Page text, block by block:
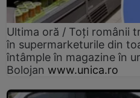
Ultima oră / Toți românii
în supermarketurile din
întâmple în magazine în
Bolojan www.unica.ro